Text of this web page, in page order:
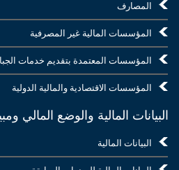
المصارف
المؤسسات المالية غير المصرفية
المؤسسات المعتمدة بتقديم خدمات
المؤسسات الاقتصادية والمالية الدولية
البيانات المالية والوضع المالي
البيانات المالية